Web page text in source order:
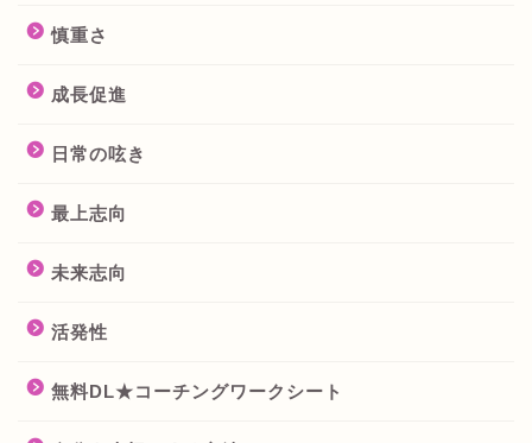
慎重さ
成長促進
日常の呟き
最上志向
未来志向
活発性
無料DL★コーチングワークシート